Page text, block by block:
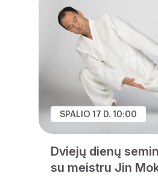
SPALIO 17 D. 10:00
Dviejų dienų
su meistru Jin